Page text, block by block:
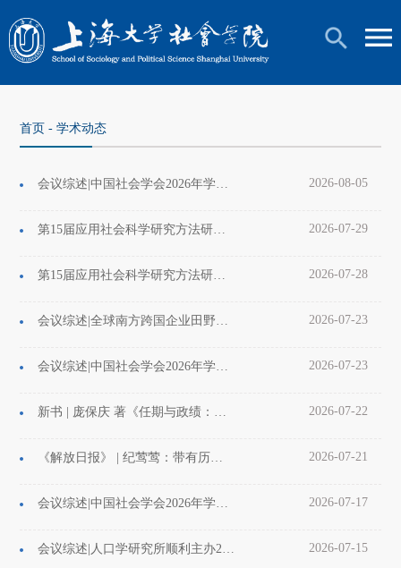
首页 -学术动态
会议综述|中国社会学会2026年学术年会第十届历史社会学分论坛成功举办 2026-08-05
第15届应用社会科学研究方法研修班《数据分析专题》系列讲座圆满落幕 2026-07-29
第15届应用社会科学研究方法研修班基础班顺利结业 2026-07-28
会议综述|全球南方跨国企业田野实验室2026年度工作坊顺利举行 2026-07-23
会议综述|中国社会学会2026年学术年会消费社会学论坛成功举办 2026-07-23
新书 | 庞保庆 著《任期与政绩：中国县级政府的“隐形之手”》 2026-07-22
《解放日报》 | 纪莺莺：带有历史视野的社区调查的三重意义 2026-07-21
会议综述|中国社会学会2026年学术年会“第六届县域社会学”论坛圆满召开 2026-07-17
会议综述|人口学研究所顺利主办2026年中国人口学会年会国际人口迁移分论坛 2026-07-15